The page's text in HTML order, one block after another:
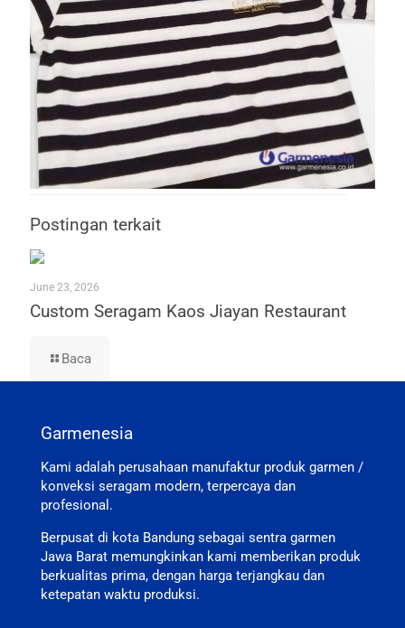
Postingan terkait
June 23, 2026
Custom Seragam Kaos Jiayan Restaurant
Baca
Garmenesia
Kami adalah perusahaan manufaktur produk garmen /
konveksi seragam modern, terpercaya dan
profesional.
Berpusat di kota Bandung sebagai sentra garmen
Jawa Barat memungkinkan kami memberikan produk
berkualitas prima, dengan harga terjangkau dan
ketepatan waktu produksi.